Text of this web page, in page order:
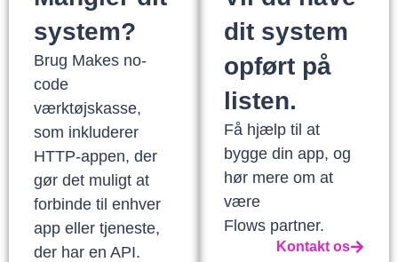
system?
Brug Makes no-
code
værktøjskasse,
som inkluderer
HTTP-appen, der
gør det muligt at
forbinde til enhver
app eller tjeneste,
der har en API.
dit system
opført på
listen.
Få hjælp til at
bygge din app, og
hør mere om at
være
Flows partner.
Kontakt os